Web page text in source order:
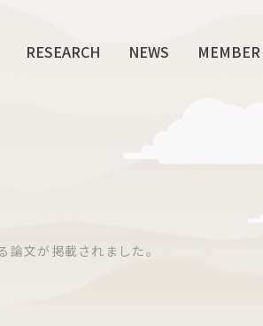
RESEARCH NEWS MEMBER
文が掲載されました。